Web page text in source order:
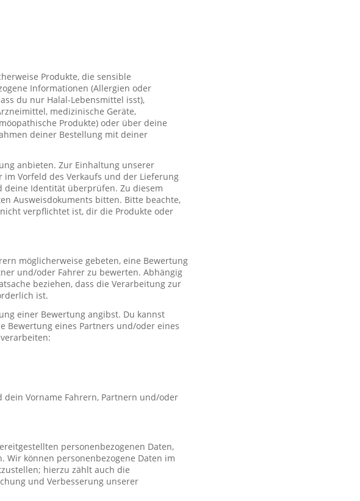
Produkte, die sensible
Informationen (Allergien oder
du nur Halal-Lebensmittel isst),
medizinische Geräte,
Produkte) oder über deine
deiner Bestellung mit deiner
anbieten. Zur Einhaltung unserer
Vorfeld des Verkaufs und der Lieferung
deine Identität überprüfen. Zu diesem
Ausweisdokuments bitten. Bitte beachte,
verpflichtet ist, dir die Produkte oder
möglicherweise gebeten, eine Bewertung
und/oder Fahrer zu bewerten. Abhängig
beziehen, dass die Verarbeitung zur
ist.
einer Bewertung angibst. Du kannst
Bewertung eines Partners und/oder eines
Vorname Fahrern, Partnern und/oder
personenbezogenen Daten,
Wir können personenbezogene Daten im
hierzu zählt auch die
und Verbesserung unserer